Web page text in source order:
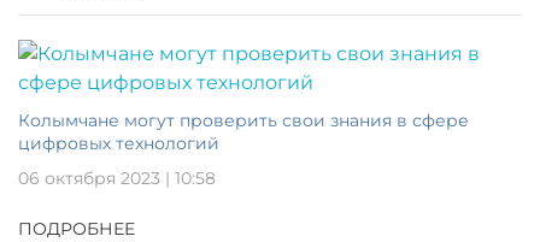
Колымчане могут проверить свои знания в сфере
цифровых технологий
06 октября 2023 | 10:58
ПОДРОБНЕЕ